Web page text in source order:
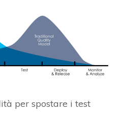
per spostare i test